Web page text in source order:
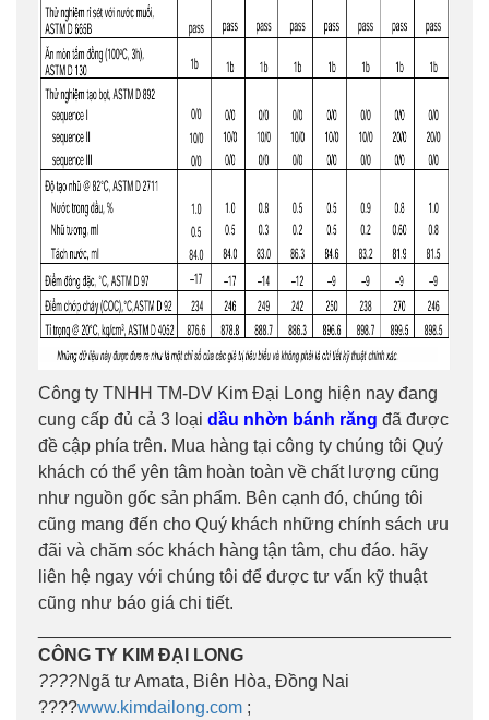
Công ty TNHH TM-DV Kim Đại Long hiện nay đang
cung cấp đủ cả 3 loại dầu nhờn bánh răng đã được
đề cập phía trên. Mua hàng tại công ty chúng tôi Quý
khách có thể yên tâm hoàn toàn về chất lượng cũng
như nguồn gốc sản phẩm. Bên cạnh đó, chúng tôi
cũng mang đến cho Quý khách những chính sách ưu
đãi và chăm sóc khách hàng tận tâm, chu đáo. hãy
liên hệ ngay với chúng tôi để được tư vấn kỹ thuật
cũng như báo giá chi tiết.
CÔNG TY KIM ĐẠI LONG
????Ngã tư Amata, Biên Hòa, Đồng Nai
????www.kimdailong.com ;